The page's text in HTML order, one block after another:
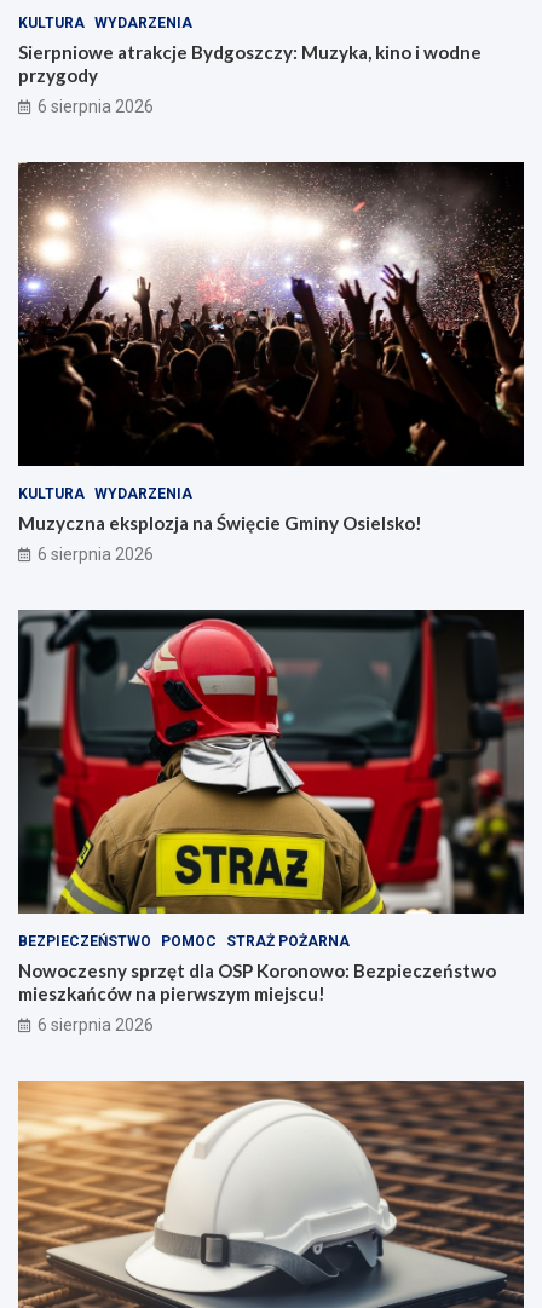
KULTURA WYDARZENIA
Sierpniowe atrakcje Bydgoszczy: Muzyka, kino i wodne
przygody
6 sierpnia 2026
KULTURA WYDARZENIA
Muzyczna eksplozja na Święcie Gminy Osielsko!
6 sierpnia 2026
BEZPIECZEŃSTWO POMOC STRAŻ POŻARNA
Nowoczesny sprzęt dla OSP Koronowo: Bezpieczeństwo
mieszkańców na pierwszym miejscu!
6 sierpnia 2026